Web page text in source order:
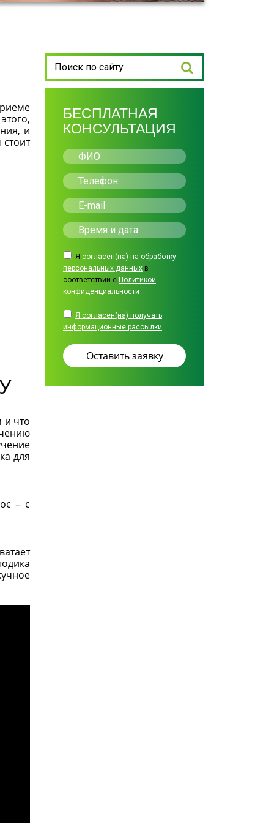
и
и что
для
– с
БЕСПЛАТНАЯ
КОНСУЛЬТАЦИЯ
Я согласен(на) на обработку
персональных данных в
соответствии с Политикой
конфиденциальности
Я согласен(на) получать
информационные рассылки